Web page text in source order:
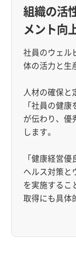
組織の活
メント向
社員のウェル
体の活力と生
人材の確保と
「社員の健
が伝わり、優
します。
「健康経営
ヘルス対策と
を実施するこ
取得にも具体